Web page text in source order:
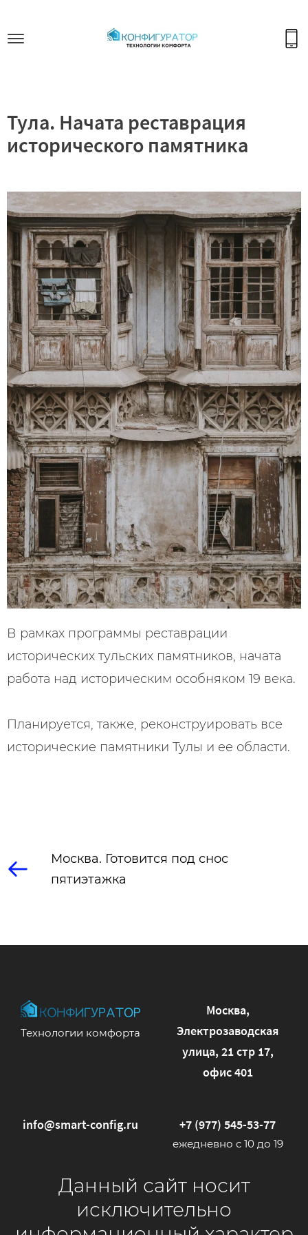
Тула. Начата реставрация
исторического памятника
В рамках программы реставрации
исторических тульских памятников, начата
работа над историческим особняком 19 века.
Планируется, также, реконструировать все
исторические памятники Тулы и ее области.
Москва. Готовится под снос
пятиэтажка
Технологии комфорта
Москва,
Электрозаводская
улица, 21 стр 17,
офис 401
info@smart-config.ru +7 (977) 545-53-77
ежедневно с 10 до 19
Данный сайт носит
исключительно